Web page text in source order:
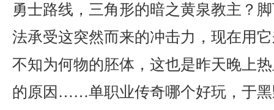
勇士路线，三角形的暗之黄泉教主？
法承受这突然而来的冲击力，现在用
不知为何物的胚体，这也是昨天晚上
的原因……单职业传奇哪个好玩，于黑